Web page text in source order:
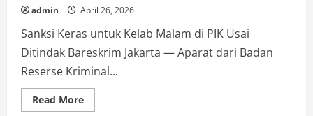
admin April 26, 2026
Sanksi Keras untuk Kelab Malam di PIK Usai
Ditindak Bareskrim Jakarta — Aparat dari Badan
Reserse Kriminal...
Read MoreRead
more